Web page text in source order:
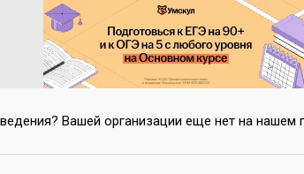
Вашей организации еще нет на нашем